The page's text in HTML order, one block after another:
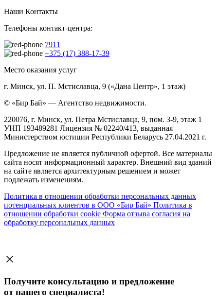
Наши Контакты
Телефоны контакт-центра:
7911
+375 (17) 388-17-39
Место оказания услуг
г. Минск, ул. П. Мстиславца, 9 («Дана Центр», 1 этаж)
© «Бир Бай» — Агентство недвижимости.
220076, г. Минск, ул. Петра Мстиславца, 9, пом. 3-9, этаж 1
УНП 193489281 Лицензия № 02240/413, выданная
Министерством юстиции Республики Беларусь 27.04.2021 г.
Предложение не является публичной офертой. Все материалы
сайта носят информационный характер. Внешний вид зданий
на сайте является архитектурным решением и может
подлежать изменениям.
Политика в отношении обработки персональных данных
потенциальных клиентов в ООО «Бир Бай» Политика в
отношении обработки cookie Форма отзыва согласия на
обработку персональных данных
Получите консультацию и предложение
от нашего специалиста!